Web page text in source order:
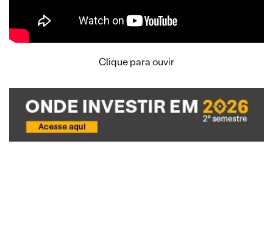
Clique para ouvir